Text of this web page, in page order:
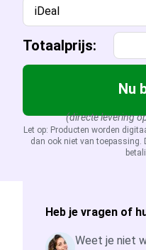
iDeal
Totaalprijs:
Nu
(directe levering
Let op: Producten worden
dan ook niet van toepassing.
Heb je vragen of
Weet je niet